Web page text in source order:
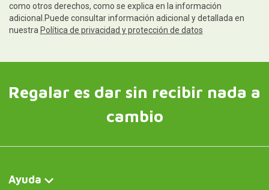
como otros derechos, como se explica en la información
adicional.Puede consultar información adicional y detallada en
nuestra Política de privacidad y protección de datos
Regalar es dar sin recibir nada a
cambio
Ayuda